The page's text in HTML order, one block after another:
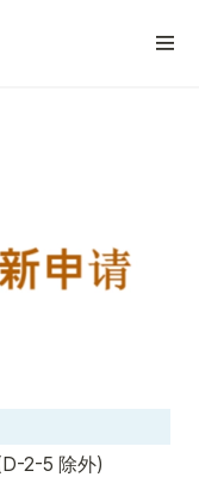
2-5 除外)